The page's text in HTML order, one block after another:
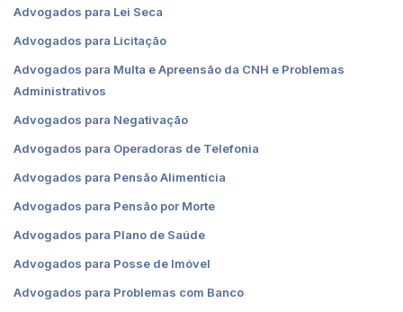
Advogados para Lei Seca
Advogados para Licitação
Advogados para Multa e Apreensão da CNH e Problemas
Administrativos
Advogados para Negativação
Advogados para Operadoras de Telefonia
Advogados para Pensão Alimentícia
Advogados para Pensão por Morte
Advogados para Plano de Saúde
Advogados para Posse de Imóvel
Advogados para Problemas com Banco